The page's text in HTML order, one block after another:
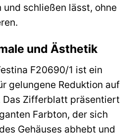
schließen lässt, ohne
und Ästhetik
F20690/1 ist ein
gelungene Reduktion auf
Das Zifferblatt präsentiert
Farbton, der sich
Gehäuses abhebt und